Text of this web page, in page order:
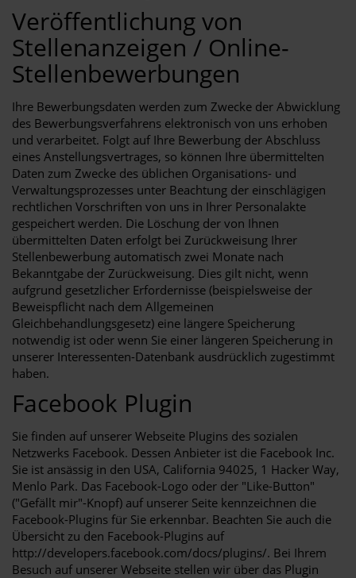
Veröffentlichung von
Stellenanzeigen / Online-
Stellenbewerbungen
Ihre Bewerbungsdaten werden zum Zwecke der Abwicklung
des Bewerbungsverfahrens elektronisch von uns erhoben
und verarbeitet. Folgt auf Ihre Bewerbung der Abschluss
eines Anstellungsvertrages, so können Ihre übermittelten
Daten zum Zwecke des üblichen Organisations- und
Verwaltungsprozesses unter Beachtung der einschlägigen
rechtlichen Vorschriften von uns in Ihrer Personalakte
gespeichert werden. Die Löschung der von Ihnen
übermittelten Daten erfolgt bei Zurückweisung Ihrer
Stellenbewerbung automatisch zwei Monate nach
Bekanntgabe der Zurückweisung. Dies gilt nicht, wenn
aufgrund gesetzlicher Erfordernisse (beispielsweise der
Beweispflicht nach dem Allgemeinen
Gleichbehandlungsgesetz) eine längere Speicherung
notwendig ist oder wenn Sie einer längeren Speicherung in
unserer Interessenten-Datenbank ausdrücklich zugestimmt
haben.
Facebook Plugin
Sie finden auf unserer Webseite Plugins des sozialen
Netzwerks Facebook. Dessen Anbieter ist die Facebook Inc.
Sie ist ansässig in den USA, California 94025, 1 Hacker Way,
Menlo Park. Das Facebook-Logo oder der "Like-Button"
("Gefällt mir"-Knopf) auf unserer Seite kennzeichnen die
Facebook-Plugins für Sie erkennbar. Beachten Sie auch die
Übersicht zu den Facebook-Plugins auf
http://developers.facebook.com/docs/plugins/. Bei Ihrem
Besuch auf unserer Webseite stellen wir über das Plugin